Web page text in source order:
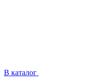
В каталог